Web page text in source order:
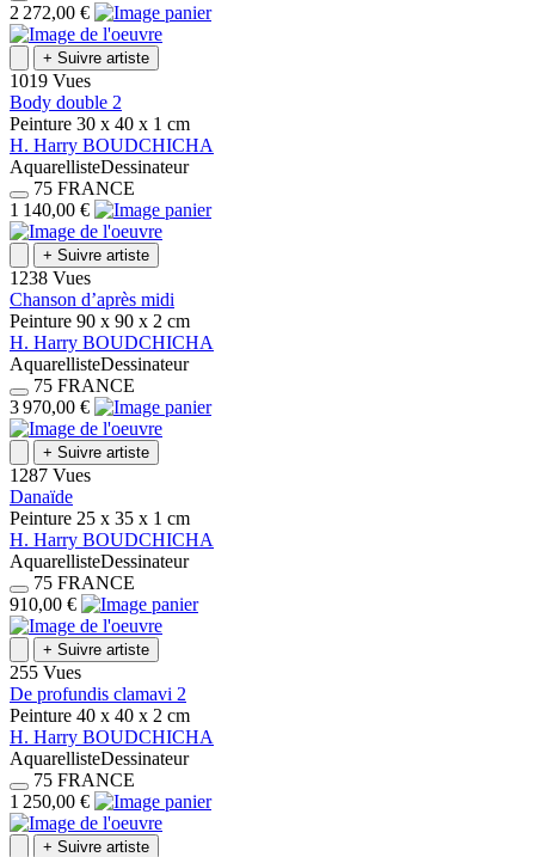
2 272,00 €
+ Suivre artiste
1019 Vues
Body double 2
Peinture 30 x 40 x 1 cm
H. Harry BOUDCHICHA
AquarellisteDessinateur
75 FRANCE
1 140,00 €
+ Suivre artiste
1238 Vues
Chanson d’après midi
Peinture 90 x 90 x 2 cm
H. Harry BOUDCHICHA
AquarellisteDessinateur
75 FRANCE
3 970,00 €
+ Suivre artiste
1287 Vues
Danaïde
Peinture 25 x 35 x 1 cm
H. Harry BOUDCHICHA
AquarellisteDessinateur
75 FRANCE
910,00 €
+ Suivre artiste
255 Vues
De profundis clamavi 2
Peinture 40 x 40 x 2 cm
H. Harry BOUDCHICHA
AquarellisteDessinateur
75 FRANCE
1 250,00 €
+ Suivre artiste